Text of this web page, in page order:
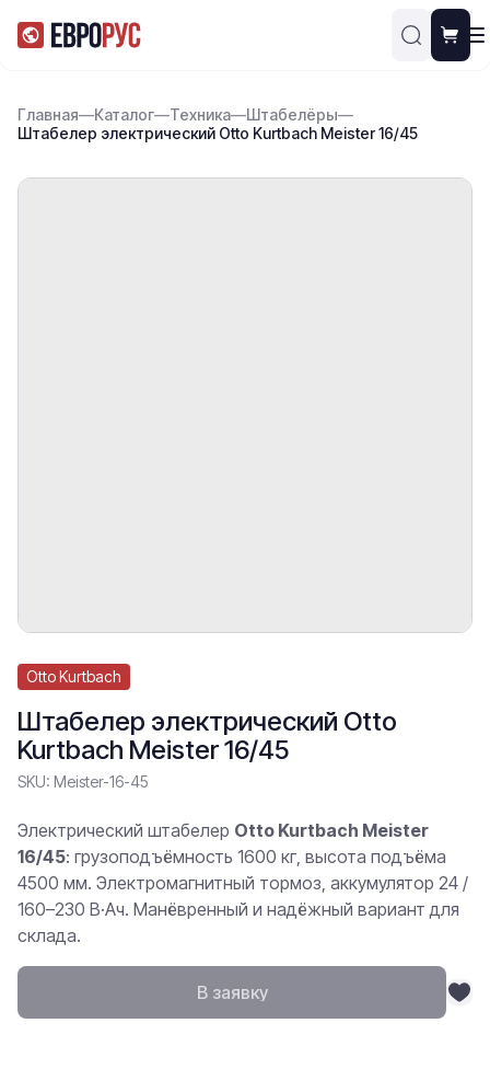
Главная—Каталог—Техника—Штабелёры—
Штабелер электрический Otto Kurtbach Meister 16/45
Штабелер электрический Otto
Kurtbach Meister 16/45
Otto Kurtbach
SKU: Meister-16-45
В заявку
Электрический штабелер Otto Kurtbach Meister
16/45: грузоподъёмность 1600 кг, высота подъёма
4500 мм. Электромагнитный тормоз, аккумулятор 24 /
160–230 В·Ач. Манёвренный и надёжный вариант для
склада.